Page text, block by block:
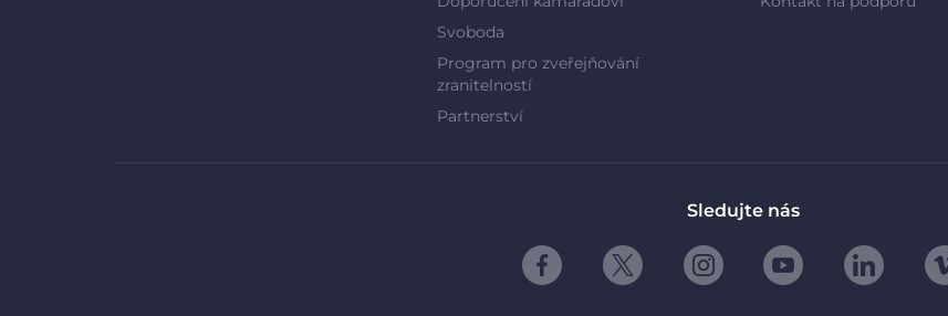
Svoboda
Program pro zveřejňování
zranitelností
Partnerství
Sledujte nás